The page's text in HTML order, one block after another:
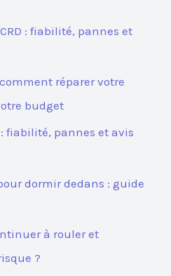
: fiabilité, pannes et
réparer votre
budget
: fiabilité, pannes et avis
dormir dedans : guide
à rouler et
?